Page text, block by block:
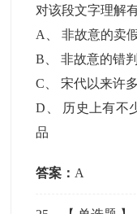
对该段文字理
A
、非故意的卖
B 、非故意的错
C 、宋代以来许
D
历史上有不
品
答案： A